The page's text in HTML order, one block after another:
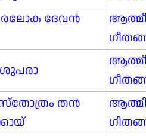
ദേവൻ
സ്തോത്രം തൻ